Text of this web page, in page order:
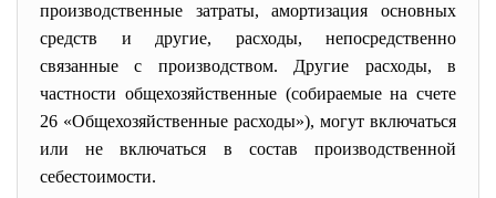
производственные затраты, амортизация основных
средств и другие, расходы, непосредственно
связанные с производством. Другие расходы, в
частности общехозяйственные (собираемые на счете
26 «Общехозяйственные расходы»), могут включаться
или не включаться в состав производственной
себестоимости.